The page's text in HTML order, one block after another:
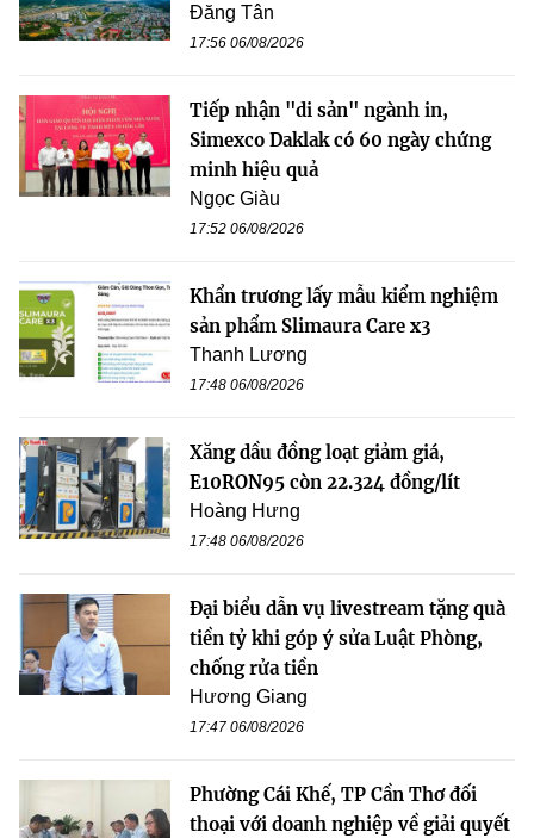
Đăng Tân
17:56 06/08/2026
Tiếp nhận "di sản" ngành in,
Simexco Daklak có 60 ngày chứng
minh hiệu quả
Ngọc Giàu
17:52 06/08/2026
Khẩn trương lấy mẫu kiểm nghiệm
sản phẩm Slimaura Care x3
Thanh Lương
17:48 06/08/2026
Xăng dầu đồng loạt giảm giá,
E10RON95 còn 22.324 đồng/lít
Hoàng Hưng
17:48 06/08/2026
Đại biểu dẫn vụ livestream tặng quà
tiền tỷ khi góp ý sửa Luật Phòng,
chống rửa tiền
Hương Giang
17:47 06/08/2026
Phường Cái Khế, TP Cần Thơ đối
thoại với doanh nghiệp về giải quyết